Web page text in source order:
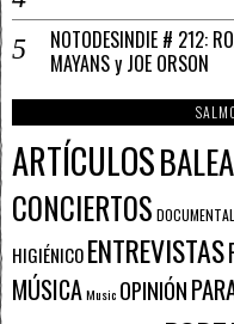
NOTODESINDIE # 212:
MAYANS y JOE ORSON
ARTÍCULOS
CONCIERTOS
HIGIÉNICOENTREVISTAS
MÚSICAMusic OPINIÓN